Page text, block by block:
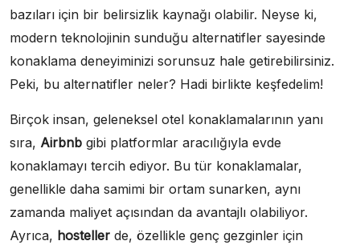
bazıları için bir belirsizlik kaynağı olabilir. Neyse ki,
modern teknolojinin sunduğu alternatifler sayesinde
konaklama deneyiminizi sorunsuz hale getirebilirsiniz.
Peki, bu alternatifler neler? Hadi birlikte keşfedelim!
Birçok insan, geleneksel otel konaklamalarının yanı
sıra, Airbnb gibi platformlar aracılığıyla evde
konaklamayı tercih ediyor. Bu tür konaklamalar,
genellikle daha samimi bir ortam sunarken, aynı
zamanda maliyet açısından da avantajlı olabiliyor.
Ayrıca, hosteller de, özellikle genç gezginler için